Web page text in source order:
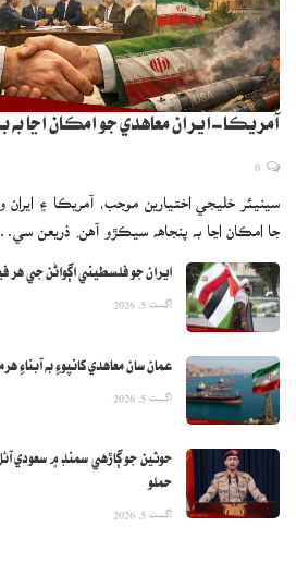
آمريڪا-ايران معاهدي جو امڪان اڃا به
سينيئر خليجي اختيارين موجب، آمريڪا ۽
جا امڪان اڃا به پنجاهه سيڪڙو آهن. ذريعن
ايران جو فلسطيني اڳواڻن جي هر
اگست 5, 2026
عمان سان معاهدي کانپوءِ به آبناءِ
اگست 5, 2026
حوثين جو ڳاڙهي سمنڊ ۾ سعودي
حملو
اگست 5, 2026